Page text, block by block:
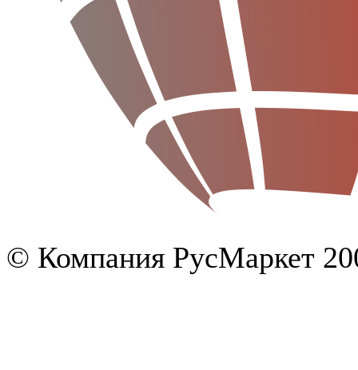
© Компания РусМаркет